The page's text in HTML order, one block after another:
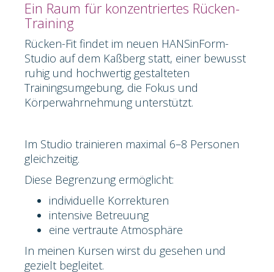
Ein Raum für konzentriertes Rücken-
Training
Rücken-Fit findet im neuen HANSinForm-
Studio auf dem Kaßberg statt, einer bewusst
ruhig und hochwertig gestalteten
Trainingsumgebung, die Fokus und
Körperwahrnehmung unterstützt.
Im Studio trainieren maximal 6–8 Personen
gleichzeitig.
Diese Begrenzung ermöglicht:
individuelle Korrekturen
intensive Betreuung
eine vertraute Atmosphäre
In meinen Kursen wirst du gesehen und
gezielt begleitet.